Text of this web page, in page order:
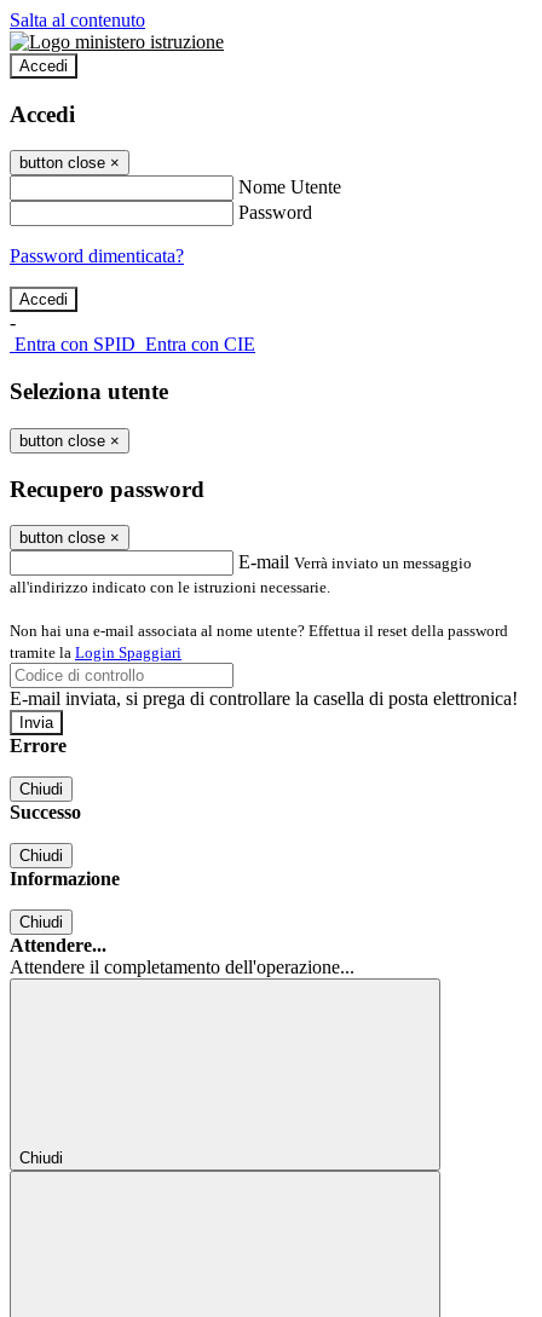
Salta al contenuto
Accedi
Accedi
button close ×
Nome Utente
Password
Password dimenticata?
-
Entra con SPID Entra con CIE
Seleziona utente
button close ×
Recupero password
button close ×
E-mail Verrà inviato un messaggio
all'indirizzo indicato con le istruzioni necessarie.
Non hai una e-mail associata al nome utente? Effettua il reset della password
tramite la Login Spaggiari
E-mail inviata, si prega di controllare la casella di posta elettronica!
Errore
Chiudi
Successo
Chiudi
Informazione
Chiudi
Attendere...
Attendere il completamento dell'operazione...
Chiudi